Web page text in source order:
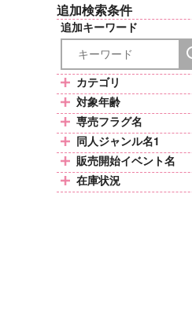
追加検索条件
追加キーワード
カテゴリ
対象年齢
専売フラグ名
同人ジャンル名1
販売開始イベント名
在庫状況